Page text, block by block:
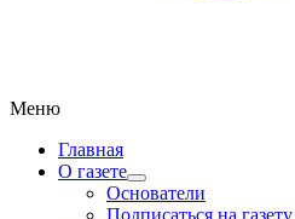
Меню
Главная
О газете
Основатели
Подписаться на газету